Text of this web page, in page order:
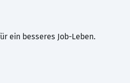
ein besseres Job-Leben.